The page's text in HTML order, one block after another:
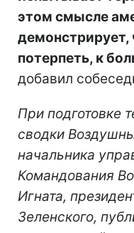
этом смысле
демонстрирует,
потерпеть, к
добавил
При подготовке
сводки
начальника
Командования
Игната,
Зеленского,